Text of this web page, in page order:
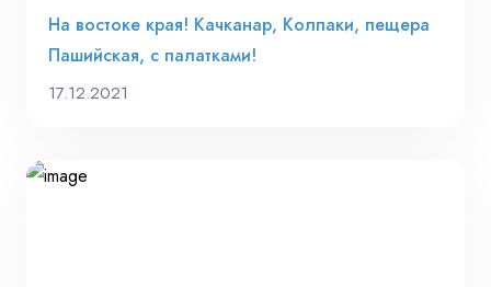
На востоке края! Качканар, Колпаки, пещера
Пашийская, с палатками!
17.12.2021